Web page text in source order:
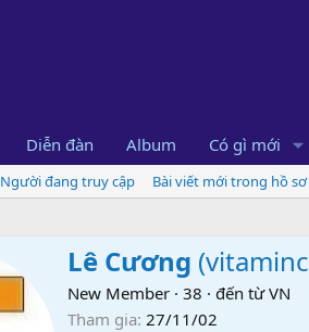
Diễn đàn Album Có gì mới
Người đang truy cập Bài viết mới trong hồ sơ
Lê Cương (vitaminc
New Member · 38 · đến từ VN
Tham gia 27/11/02